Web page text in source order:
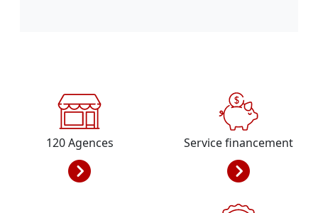
120Agences Service financement